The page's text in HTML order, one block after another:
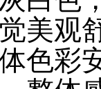
美观
色彩